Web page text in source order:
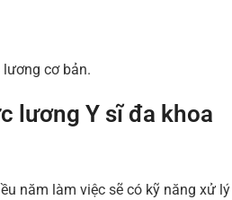
cơ bản.
lương Y sĩ đa khoa
năm làm việc sẽ có kỹ năng xử